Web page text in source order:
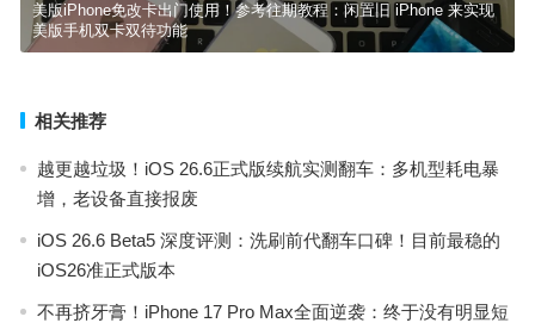
美版iPhone免改卡出门使用！参考往期教程：闲置旧 iPhone 来实现
美版手机双卡双待功能
相关推荐
越更越垃圾！iOS 26.6正式版续航实测翻车：多机型耗电暴
增，老设备直接报废
iOS 26.6 Beta5 深度评测：洗刷前代翻车口碑！目前最稳的
iOS26准正式版本
不再挤牙膏！iPhone 17 Pro Max全面逆袭：终于没有明显短